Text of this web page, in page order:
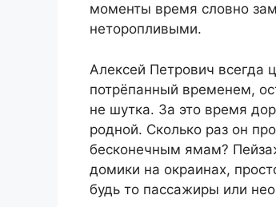
моменты время словно
неторопливыми.
Алексей Петрович всегда
потрёпанный временем,
не шутка. За это время
родной. Сколько раз он
бесконечным ямам?
домики на окраинах,
будь то пассажиры или